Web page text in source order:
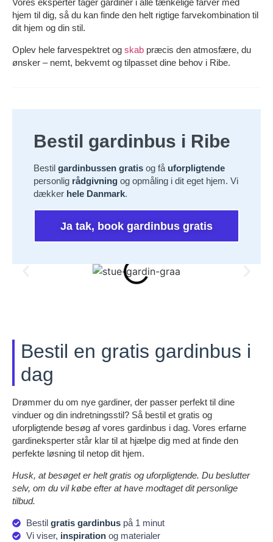
Vores eksperter tager gardiner i alle tænkelige farver med
hjem til dig, så du kan finde den helt rigtige farvekombination til
dit hjem og din stil.
Oplev hele farvespektret og skab præcis den atmosfære, du
ønsker – nemt, bekvemt og tilpasset dine behov i Ribe.
Bestil gardinbus i Ribe
Bestil gardinbussen gratis og få uforpligtende
personlig rådgivning og opmåling i dit eget hjem. Vi
dækker hele Danmark.
Ja tak, book gardinbus gratis
Bestil en gratis gardinbus i
dag
Drømmer du om nye gardiner, der passer perfekt til dine
vinduer og din indretningsstil? Så bestil et gratis og
uforpligtende besøg af vores gardinbus i dag. Vores erfarne
gardineksperter står klar til at hjælpe dig med at finde den
perfekte løsning til netop dit hjem.
Husk, at besøget er helt gratis og uforpligtende. Du beslutter
selv, om du vil købe efter at have modtaget dit personlige
tilbud.
Bestil gratis gardinbuspå 1 minut
Vi viser, inspirationog materialer